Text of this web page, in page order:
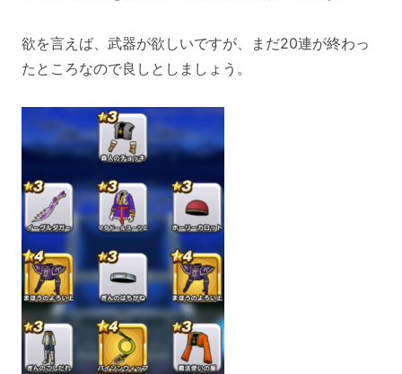
欲を言えば、武器が欲しいですが、まだ20連が終わっ
たところなので良しとしましょう。